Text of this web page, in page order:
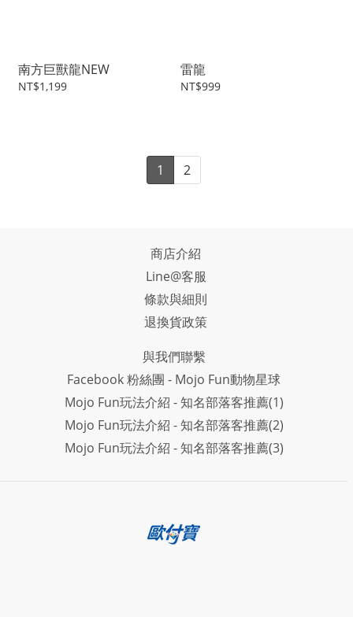
南方巨獸龍NEW
NT$1,199
雷龍
NT$999
1 2
商店介紹
Line@客服
條款與細則
退換貨政策
與我們聯繫
Facebook 粉絲團 - Mojo Fun動物星球
Mojo Fun玩法介紹 - 知名部落客推薦(1)
Mojo Fun玩法介紹 - 知名部落客推薦(2)
Mojo Fun玩法介紹 - 知名部落客推薦(3)